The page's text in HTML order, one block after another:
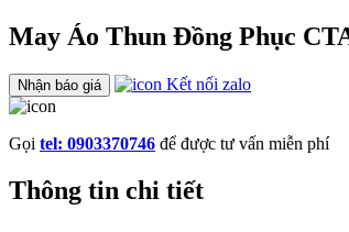
May Áo Thun Đồng Phục
Nhận báo giá Kết nối zalo
Gọi tel: 0903370746 để được tư vấn miễn phí
Thông tin chi tiết